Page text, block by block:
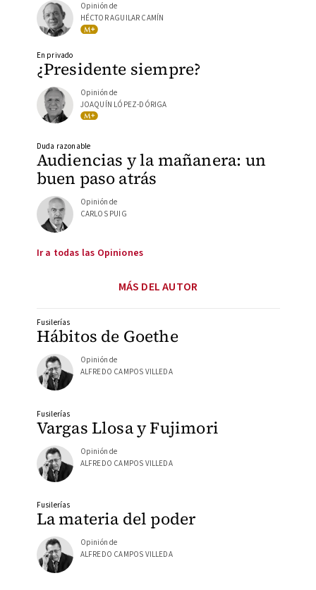
Opinión de
HÉCTOR AGUILAR CAMÍN
¿Presidente siempre?
En privado
Opinión de
JOAQUÍN LÓPEZ-DÓRIGA
Audiencias y la mañanera: un
buen paso atrás
Duda razonable
Opinión de
CARLOS PUIG
Ir a todas las Opiniones
MÁS DEL AUTOR
Hábitos de Goethe
Fusilerías
Opinión de
ALFREDO CAMPOS VILLEDA
Vargas Llosa y Fujimori
Fusilerías
Opinión de
ALFREDO CAMPOS VILLEDA
La materia del poder
Fusilerías
Opinión de
ALFREDO CAMPOS VILLEDA